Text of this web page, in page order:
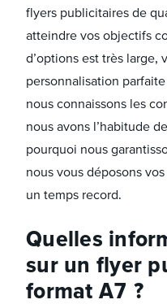
flyers publicitaires de
atteindre vos objectifs
d’options est très large,
personnalisation
nous connaissons les
nous avons l’habitude
pourquoi nous
nous vous déposons
un temps record.
Quelles
sur un flyer
format A7 ?